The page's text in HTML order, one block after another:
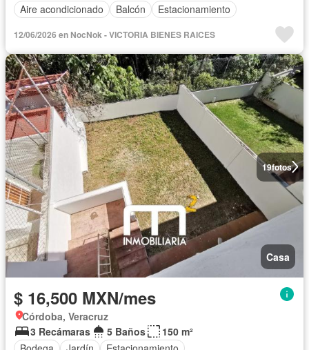
Aire acondicionado
Balcón Estacionamiento
12/06/2026 en NocNok - VICTORIA BIENES RAICES
19fotos
Casa
$ 16,500 MXN/mes
Córdoba, Veracruz
3 Recámaras
5 Baños
150 m²